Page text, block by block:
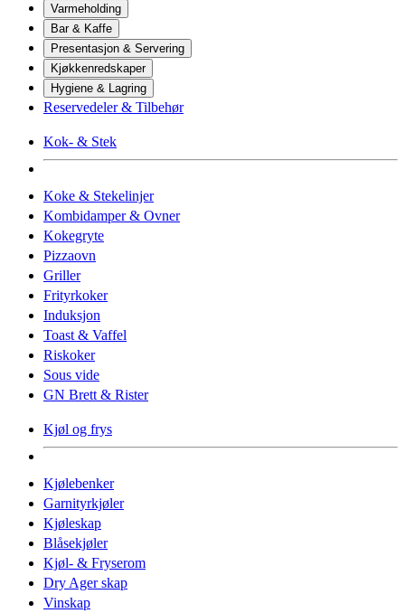
Varmeholding
Bar & Kaffe
Presentasjon & Servering
Kjøkkenredskaper
Hygiene & Lagring
Reservedeler & Tilbehør
Kok- & Stek
Koke & Stekelinjer
Kombidamper & Ovner
Kokegryte
Pizzaovn
Griller
Frityrkoker
Induksjon
Toast & Vaffel
Riskoker
Sous vide
GN Brett & Rister
Kjøl og frys
Kjølebenker
Garnityrkjøler
Kjøleskap
Blåsekjøler
Kjøl- & Fryserom
Dry Ager skap
Vinskap